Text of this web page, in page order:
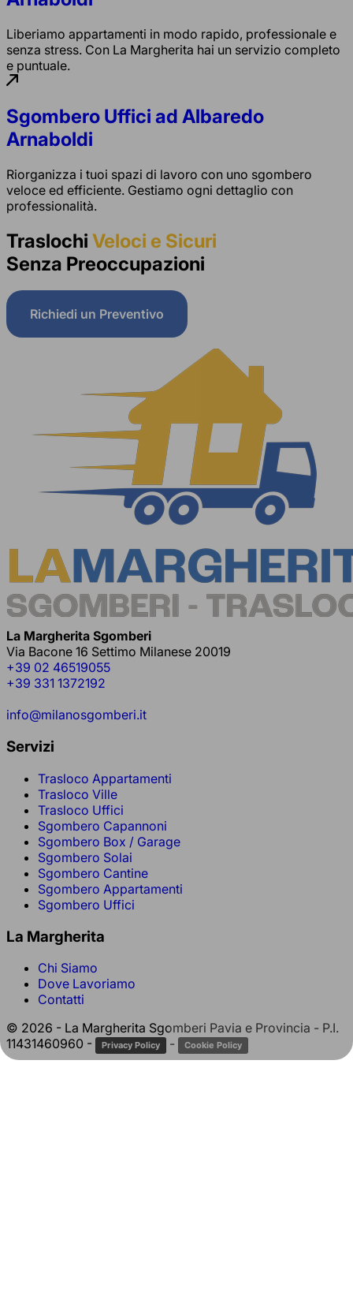
Liberiamo appartamenti in modo rapido, professionale e
senza stress. Con La Margherita hai un servizio completo
e puntuale.
Sgombero Uffici ad Albaredo
Arnaboldi
Riorganizza i tuoi spazi di lavoro con uno sgombero
veloce ed efficiente. Gestiamo ogni dettaglio con
professionalità.
Traslochi Veloci e Sicuri
Senza Preoccupazioni
Richiedi un Preventivo
La Margherita Sgomberi
Via Bacone 16 Settimo Milanese 20019
+39 02 46519055
+39 331 1372192
info@milanosgomberi.it
Servizi
Trasloco Appartamenti
Trasloco Ville
Trasloco Uffici
Sgombero Capannoni
Sgombero Box / Garage
Sgombero Solai
Sgombero Cantine
Sgombero Appartamenti
Sgombero Uffici
La Margherita
Chi Siamo
Dove Lavoriamo
Contatti
© 2026 - La Margherita Sgomberi Pavia e Provincia - P.I.
11431460960 -
Privacy Policy - Cookie Policy